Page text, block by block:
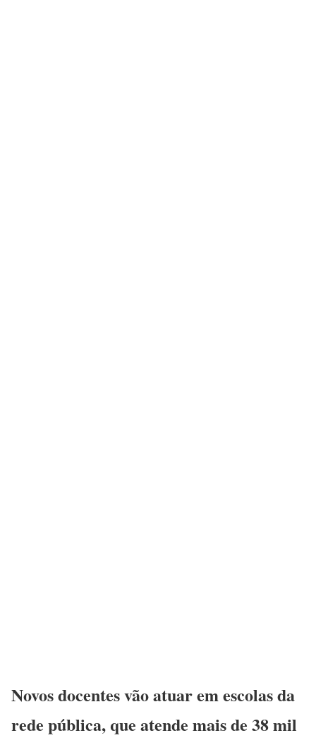
Novos docentes vão atuar em escolas da
rede pública, que atende mais de 38 mil